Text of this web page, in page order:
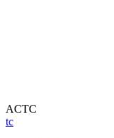
ACTC
tc